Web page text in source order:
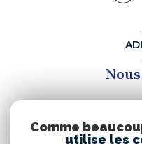
Comme
utilise les